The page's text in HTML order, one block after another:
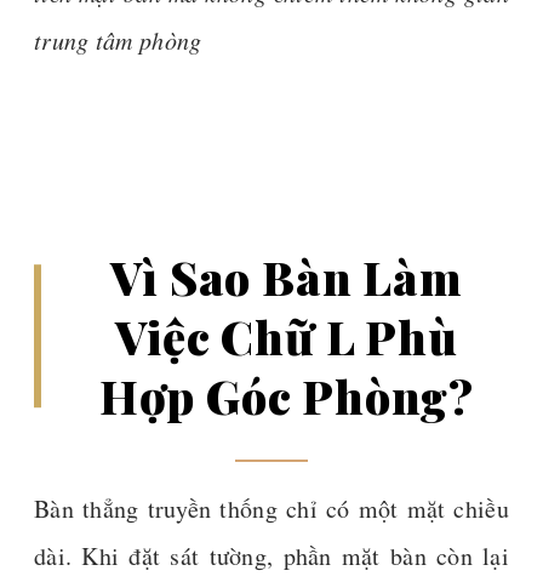
trung tâm phòng
Vì Sao Bàn Làm
Việc Chữ L Phù
Hợp Góc Phòng?
Bàn thẳng truyền thống chỉ có một mặt chiều
dài. Khi đặt sát tường, phần mặt bàn còn lại